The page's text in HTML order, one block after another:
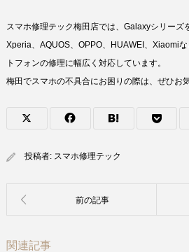
スマホ修理テック梅田店では、Galaxyシリーズ
Xperia、AQUOS、OPPO、HUAWEI、Xiaomi
トフォンの修理に幅広く対応しています。
梅田でスマホの不具合にお困りの際は、ぜひお
投稿者: スマホ修理テック
関連記事